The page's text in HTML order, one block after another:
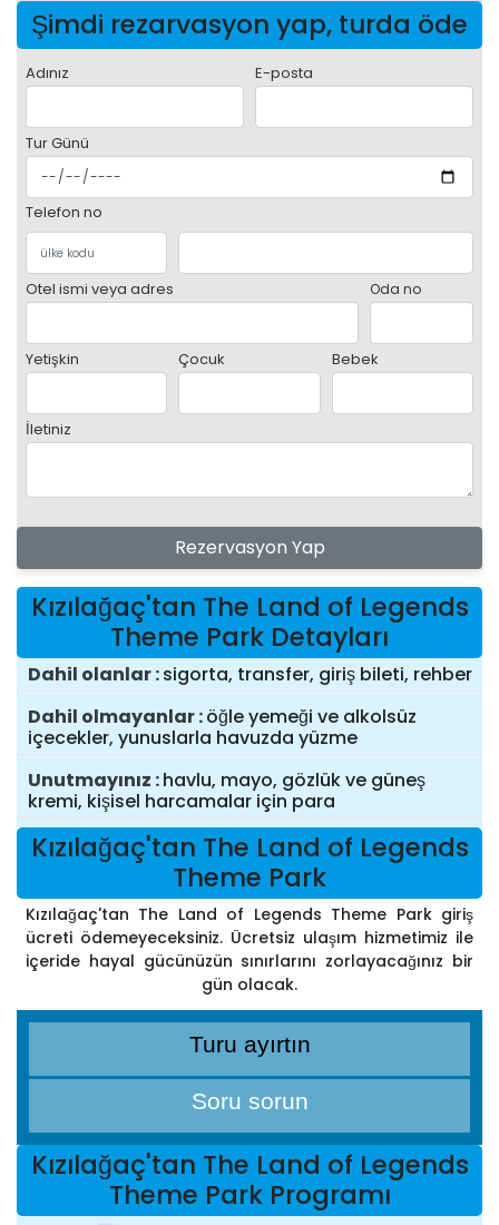
Şimdi rezarvasyon yap, turda öde
Adınız E-posta
Tur Günü
Telefon no
Otel ismi veya adres Oda no
Yetişkin Çocuk Bebek
İletiniz
Rezervasyon Yap
Kızılağaç'tan The Land of Legends
Theme Park Detayları
Dahil olanlar sigorta, transfer, giriş bileti, rehber
Dahil olmayanlar öğle yemeği ve alkolsüz
içecekler, yunuslarla havuzda yüzme
Unutmayınız havlu, mayo, gözlük ve güneş
kremi, kişisel harcamalar için para
Kızılağaç'tan The Land of Legends
Theme Park
Kızılağaç'tan The Land of Legends Theme Park giriş
ücreti ödemeyeceksiniz. Ücretsiz ulaşım hizmetimiz ile
içeride hayal gücünüzün sınırlarını zorlayacağınız bir
gün olacak.
Turu ayırtın
Soru sorun
Kızılağaç'tan The Land of Legends
Theme Park Programı